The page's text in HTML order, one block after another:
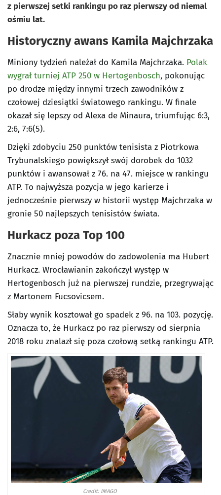
z pierwszej setki rankingu po raz pierwszy od niemal
ośmiu lat.
Historyczny awans Kamila Majchrzaka
Miniony tydzień należał do Kamila Majchrzaka. Polak
wygrał turniej ATP 250 w Hertogenbosch, pokonując
po drodze między innymi trzech zawodników z
czołowej dziesiątki światowego rankingu. W finale
okazał się lepszy od Alexa de Minaura, triumfując 6:3,
2:6, 7:6(5).
Dzięki zdobyciu 250 punktów tenisista z Piotrkowa
Trybunalskiego powiększył swój dorobek do 1032
punktów i awansował z 76. na 47. miejsce w rankingu
ATP. To najwyższa pozycja w jego karierze i
jednocześnie pierwszy w historii występ Majchrzaka w
gronie 50 najlepszych tenisistów świata.
Hurkacz poza Top 100
Znacznie mniej powodów do zadowolenia ma Hubert
Hurkacz. Wrocławianin zakończył występ w
Hertogenbosch już na pierwszej rundzie, przegrywając
z Martonem Fucsovicsem.
Słaby wynik kosztował go spadek z 96. na 103. pozycję.
Oznacza to, że Hurkacz po raz pierwszy od sierpnia
2018 roku znalazł się poza czołową setką rankingu ATP.
Credit: IMAGO